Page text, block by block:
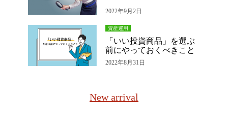
2022年9月2日
資産運用
「いい投資商品」を選ぶ
前にやっておくべきこと
2022年8月31日
New arrival